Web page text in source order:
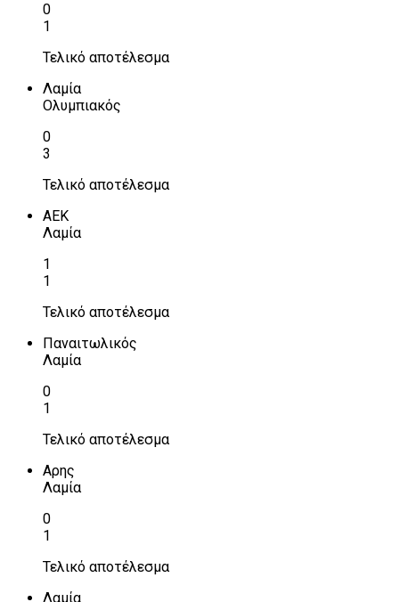
0
1
Τελικό αποτέλεσμα
Λαμία
Ολυμπιακός
0
3
Τελικό αποτέλεσμα
ΑΕΚ
Λαμία
1
1
Τελικό αποτέλεσμα
Παναιτωλικός
Λαμία
0
1
Τελικό αποτέλεσμα
Αρης
Λαμία
0
1
Τελικό αποτέλεσμα
Λαμία